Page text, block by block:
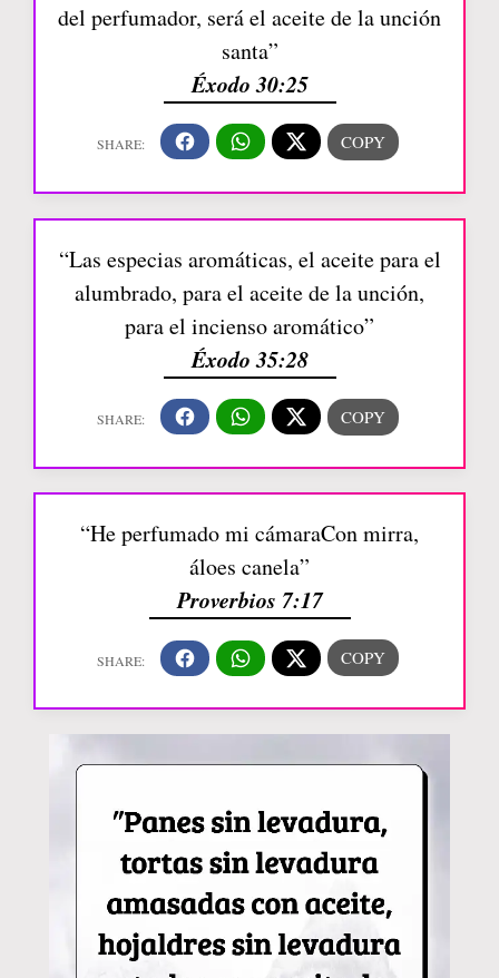
del perfumador, será el aceite de la unción
santa”
Éxodo 30:25
“Las especias aromáticas, el aceite para el
alumbrado, para el aceite de la unción,
para el incienso aromático”
Éxodo 35:28
“He perfumado mi cámaraCon mirra,
áloes canela”
Proverbios 7:17